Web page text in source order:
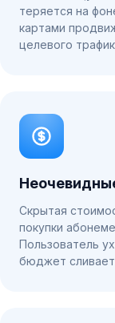
теряется на
картами
целевого
Скрытая
покупки
Пользователь
бюджет